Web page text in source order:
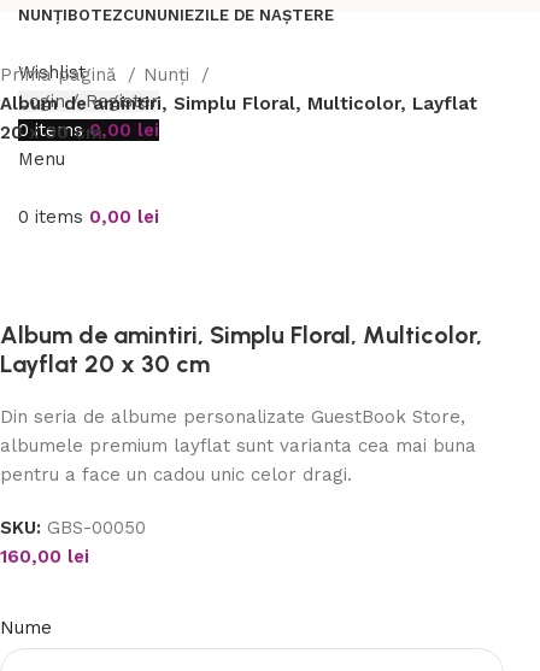
NUNȚIBOTEZCUNUNIEZILE DE NAȘTERE
Wishlist
Login / Register
0items 0,00 lei
Menu
0 items 0,00 lei
Prima pagină
Nunți
Album de amintiri, Simplu Floral, Multicolor, Layflat
20 x 30 cm
Album de amintiri, Simplu Floral, Multicolor,
Layflat 20 x 30 cm
Din seria de albume personalizate GuestBook Store,
albumele premium layflat sunt varianta cea mai buna
pentru a face un cadou unic celor dragi.
SKU: GBS-00050
160,00 lei
Nume